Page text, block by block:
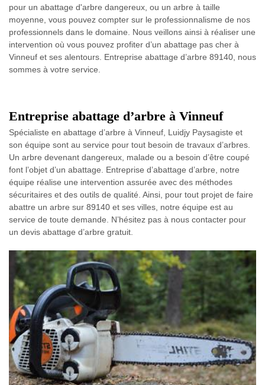
pour un abattage d'arbre dangereux, ou un arbre à taille
moyenne, vous pouvez compter sur le professionnalisme de nos
professionnels dans le domaine. Nous veillons ainsi à réaliser une
intervention où vous pouvez profiter d’un abattage pas cher à
Vinneuf et ses alentours. Entreprise abattage d’arbre 89140, nous
sommes à votre service.
Entreprise abattage d’arbre à Vinneuf
Spécialiste en abattage d’arbre à Vinneuf, Luidjy Paysagiste et
son équipe sont au service pour tout besoin de travaux d’arbres.
Un arbre devenant dangereux, malade ou a besoin d’être coupé
font l’objet d’un abattage. Entreprise d’abattage d’arbre, notre
équipe réalise une intervention assurée avec des méthodes
sécuritaires et des outils de qualité. Ainsi, pour tout projet de faire
abattre un arbre sur 89140 et ses villes, notre équipe est au
service de toute demande. N’hésitez pas à nous contacter pour
un devis abattage d’arbre gratuit.